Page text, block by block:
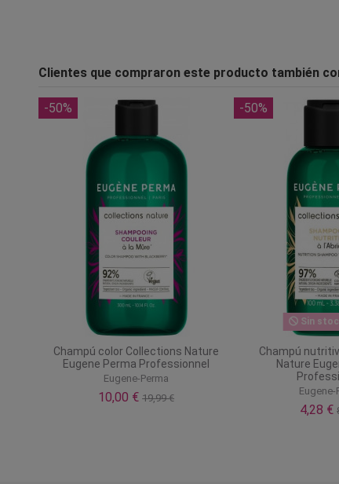
Clientes que compraron este producto también
-50%
Champú color Collections Nature
Eugene Perma Professionnel
Eugene-Perma
10,00 €19,99 €
-50%
Sin
Champú
Nature
Eugene-
4,28 €